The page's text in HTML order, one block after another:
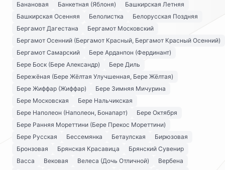
Банановая
Банкетная (Яблоня)
Башкирская Летняя
Башкирская Осенняя
Белолистка
Белорусская Поздняя
Бергамот Дагестана
Бергамот Московский
Бергамот Осенний (Бергамот Красный, Бергамот Красный Осенний)
Бергамот Самарский
Бере Арданпон (Фердинант)
Бере Боск (Бере Александр)
Бере Диль
Бережёная (Бере Жёлтая Улучшенная, Бере Жёлтая)
Бере Жиффар (Жиффар)
Бере Зимняя Мичурина
Бере Московская
Бере Нальчикская
Бере Наполеон (Наполеон, Бонапарт)
Бере Октября
Бере Ранняя Мореттини (Бере Прекос Мореттини)
Бере Русская
Бессемянка Бетаулская
Бирюзовая
Бронзовая
Брянская Красавица
Брянский Сувенир
Васса
Вековая Велеса (Дочь Отличной)
Вербена